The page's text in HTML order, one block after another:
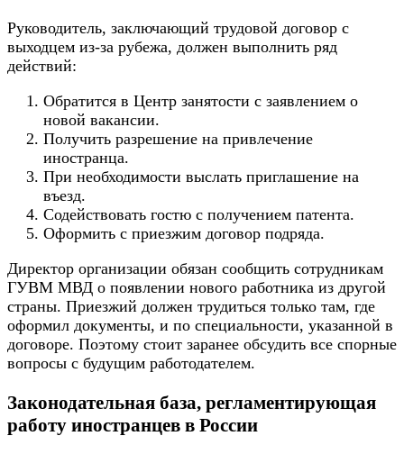
Руководитель, заключающий трудовой договор с
выходцем из-за рубежа, должен выполнить ряд
действий:
Обратится в Центр занятости с заявлением о
новой вакансии.
Получить разрешение на привлечение
иностранца.
При необходимости выслать приглашение на
въезд.
Содействовать гостю с получением патента.
Оформить с приезжим договор подряда.
Директор организации обязан сообщить сотрудникам
ГУВМ МВД о появлении нового работника из другой
страны. Приезжий должен трудиться только там, где
оформил документы, и по специальности, указанной в
договоре. Поэтому стоит заранее обсудить все спорные
вопросы с будущим работодателем.
Законодательная база, регламентирующая
работу иностранцев в России